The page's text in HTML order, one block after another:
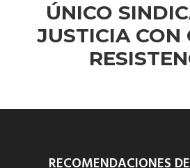
ÚNICO
JUSTICIA CON